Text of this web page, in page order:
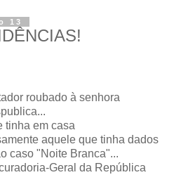
13
roubado à senhora
tinha em casa
aquele que tinha dados
caso "Noite Branca"...
Geral da República